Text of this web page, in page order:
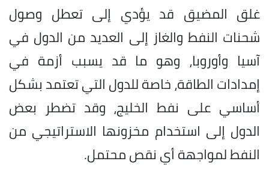
غلق المضيق قد يؤدي إلى تعطل وصول
شحنات النفط والغاز إلى العديد من الدول في
آسيا وأوروبا، وهو ما قد يسبب أزمة في
إمدادات الطاقة، خاصة للدول التي تعتمد بشكل
أساسي على نفط الخليج، وقد تضطر بعض
الدول إلى استخدام مخزونها الاستراتيجي من
النفط لمواجهة أي نقص محتمل.